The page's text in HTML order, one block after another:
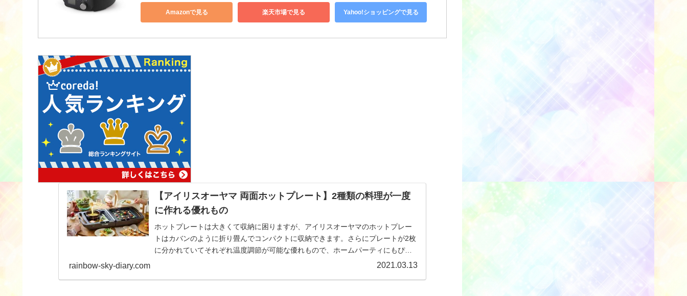
Amazonで見る 楽天市場で見る Yahoo!ショッピングで見る
【アイリスオーヤマ 両面ホットプレート】2種類の料理が一度
に作れる優れもの
ホットプレートは大きくて収納に困りますが、アイリスオーヤマのホットプレー
トはカバンのように折り畳んでコンパクトに収納できます。さらにプレートが2枚
に分かれていてそれぞれ温度調節が可能な優れもので、ホームパーティにもぴっ
rainbow-sky-diary.com 2021.03.13